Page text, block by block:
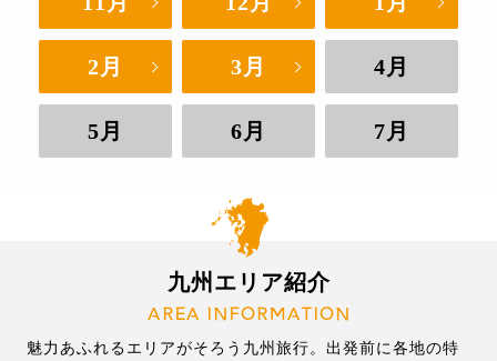
2月 3月 4月
5月 6月 7月
九州エリア紹介
AREA INFORMATION
魅力あふれるエリアがそろう九州旅行。出発前に各地の特